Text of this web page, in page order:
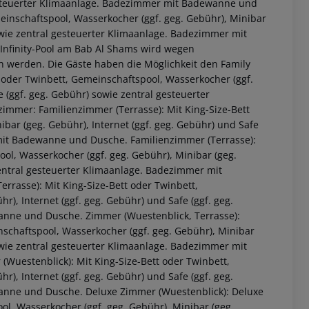
Klimaanlage. Badezimmer mit Badewanne und
Wasserkocher (ggf. geg. Gebühr), Minibar
zentral gesteuerter Klimaanlage. Badezimmer mit
Pool am Bab Al Shams wird wegen
werden. Die Gäste haben die Möglichkeit den Family
Twinbett, Gemeinschaftspool, Wasserkocher (ggf.
geg. Gebühr) sowie zentral gesteuerter
Familienzimmer (Terrasse): Mit King-Size-Bett
(geg. Gebühr), Internet (ggf. geg. Gebühr) und Safe
Badewanne und Dusche. Familienzimmer (Terrasse):
Wasserkocher (ggf. geg. Gebühr), Minibar (geg.
gesteuerter Klimaanlage. Badezimmer mit
Mit King-Size-Bett oder Twinbett,
Internet (ggf. geg. Gebühr) und Safe (ggf. geg.
und Dusche. Zimmer (Wuestenblick, Terrasse):
Wasserkocher (ggf. geg. Gebühr), Minibar
zentral gesteuerter Klimaanlage. Badezimmer mit
Mit King-Size-Bett oder Twinbett,
Internet (ggf. geg. Gebühr) und Safe (ggf. geg.
und Dusche. Deluxe Zimmer (Wuestenblick): Deluxe